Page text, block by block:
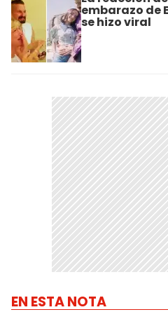
embarazo de
se hizo viral
EN ESTA NOTA